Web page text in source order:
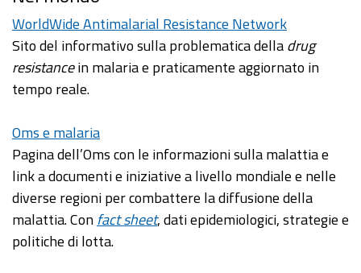
WorldWide Antimalarial Resistance Network
Sito del informativo sulla problematica delladrug
resistancein malaria e praticamente aggiornato in
tempo reale.
Oms e malaria
Pagina dell’Oms con le informazioni sulla malattia e
link a documenti e iniziative a livello mondiale e nelle
diverse regioni per combattere la diffusione della
malattia. Confact sheet, dati epidemiologici, strategie e
politiche di lotta.